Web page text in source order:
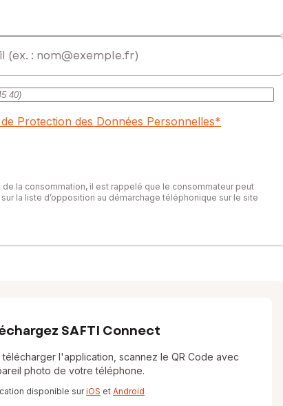
Protection des Données Personnelles*
de la consommation, il est rappelé que le consommateur peut
la liste d’opposition au démarchage téléphonique sur le site
SAFTI Connect
télécharger l'application, scannez le QR Code avec
photo de votre téléphone.
disponible suriOS et Android